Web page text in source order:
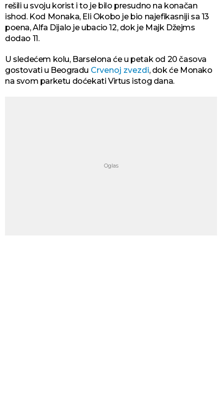
rešili u svoju korist i to je bilo presudno na konačan
ishod. Kod Monaka, Eli Okobo je bio najefikasniji sa 13
poena, Alfa Dijalo je ubacio 12, dok je Majk Džejms
dodao 11.
U sledećem kolu, Barselona će u petak od 20 časova
gostovati u Beogradu Crvenoj zvezdi, dok će Monako
na svom parketu doćekati Virtus istog dana.